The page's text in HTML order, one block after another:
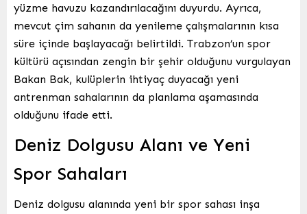
yüzme havuzu kazandırılacağını duyurdu. Ayrıca,
mevcut çim sahanın da yenileme çalışmalarının kısa
süre içinde başlayacağı belirtildi. Trabzon’un spor
kültürü açısından zengin bir şehir olduğunu vurgulayan
Bakan Bak, kulüplerin ihtiyaç duyacağı yeni
antrenman sahalarının da planlama aşamasında
olduğunu ifade etti.
Deniz Dolgusu Alanı ve Yeni
Spor Sahaları
Deniz dolgusu alanında yeni bir spor sahası inşa